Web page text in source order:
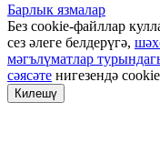
Барлык язмалар
Без cookie-файллар
сез әлеге белдерүгә,
мәгълүматлар
сәясәте нигезендә
Килешү